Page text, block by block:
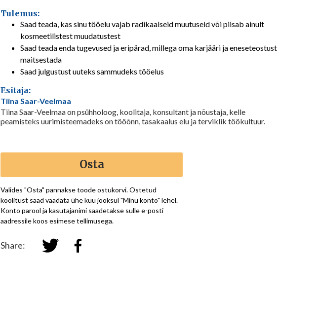
Tulemus:
Saad teada, kas sinu tööelu vajab radikaalseid muutuseid või piisab ainult
kosmeetilistest muudatustest
Saad teada enda tugevused ja eripärad, millega oma karjääri ja eneseteostust
maitsestada
Saad julgustust uuteks sammudeks tööelus
Esitaja:
Tiina Saar-Veelmaa
Tiina Saar-Veelmaa on psühholoog, koolitaja, konsultant ja nõustaja, kelle
peamisteks uurimisteemadeks on tööõnn, tasakaalus elu ja terviklik töökultuur.
Osta
Valides "Osta" pannakse toode ostukorvi. Ostetud
koolitust saad vaadata ühe kuu jooksul "Minu konto" lehel.
Konto parool ja kasutajanimi saadetakse sulle e-posti
aadressile koos esimese tellimusega.
Share: